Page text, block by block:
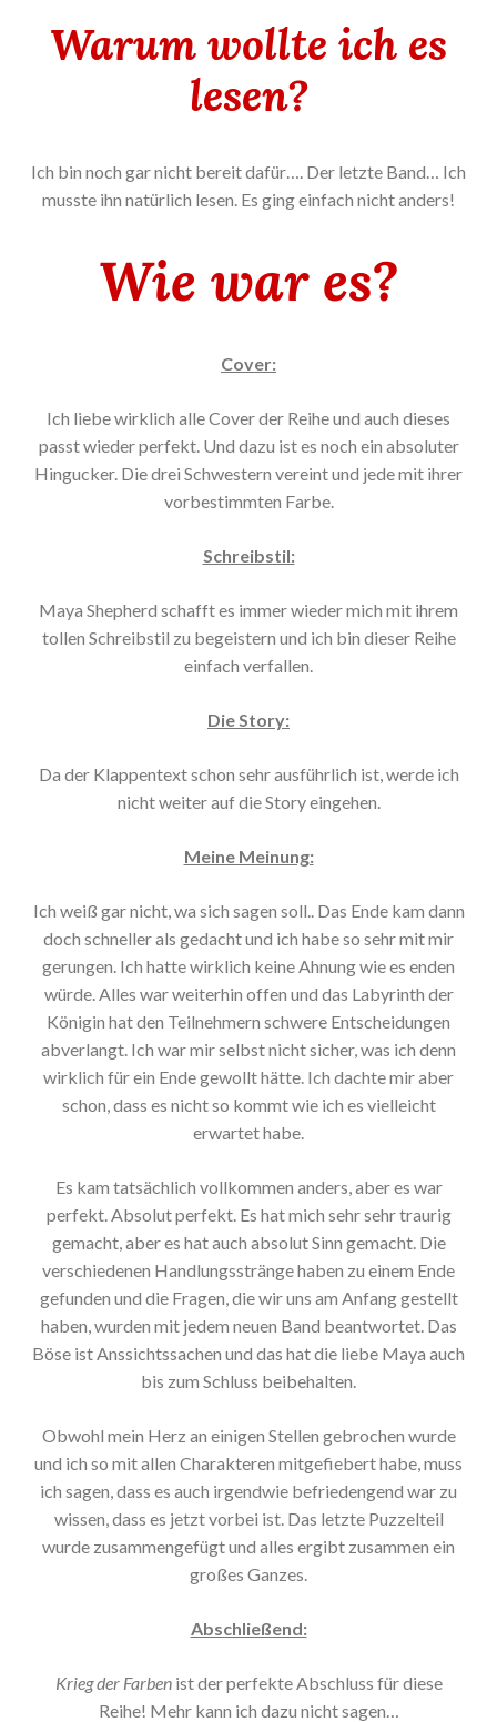
Warum wollte ich es
lesen?
Ich bin noch gar nicht bereit dafür…. Der letzte Band… Ich
musste ihn natürlich lesen. Es ging einfach nicht anders!
Wie war es?
Cover:
Ich liebe wirklich alle Cover der Reihe und auch dieses
passt wieder perfekt. Und dazu ist es noch ein absoluter
Hingucker. Die drei Schwestern vereint und jede mit ihrer
vorbestimmten Farbe.
Schreibstil:
Maya Shepherd schafft es immer wieder mich mit ihrem
tollen Schreibstil zu begeistern und ich bin dieser Reihe
einfach verfallen.
Die Story:
Da der Klappentext schon sehr ausführlich ist, werde ich
nicht weiter auf die Story eingehen.
Meine Meinung:
Ich weiß gar nicht, wa sich sagen soll.. Das Ende kam dann
doch schneller als gedacht und ich habe so sehr mit mir
gerungen. Ich hatte wirklich keine Ahnung wie es enden
würde. Alles war weiterhin offen und das Labyrinth der
Königin hat den Teilnehmern schwere Entscheidungen
abverlangt. Ich war mir selbst nicht sicher, was ich denn
wirklich für ein Ende gewollt hätte. Ich dachte mir aber
schon, dass es nicht so kommt wie ich es vielleicht
erwartet habe.
Es kam tatsächlich vollkommen anders, aber es war
perfekt. Absolut perfekt. Es hat mich sehr sehr traurig
gemacht, aber es hat auch absolut Sinn gemacht. Die
verschiedenen Handlungsstränge haben zu einem Ende
gefunden und die Fragen, die wir uns am Anfang gestellt
haben, wurden mit jedem neuen Band beantwortet. Das
Böse ist Anssichtssachen und das hat die liebe Maya auch
bis zum Schluss beibehalten.
Obwohl mein Herz an einigen Stellen gebrochen wurde
und ich so mit allen Charakteren mitgefiebert habe, muss
ich sagen, dass es auch irgendwie befriedengend war zu
wissen, dass es jetzt vorbei ist. Das letzte Puzzelteil
wurde zusammengefügt und alles ergibt zusammen ein
großes Ganzes.
Abschließend:
Krieg der Farbenist der perfekte Abschluss für diese
Reihe! Mehr kann ich dazu nicht sagen…